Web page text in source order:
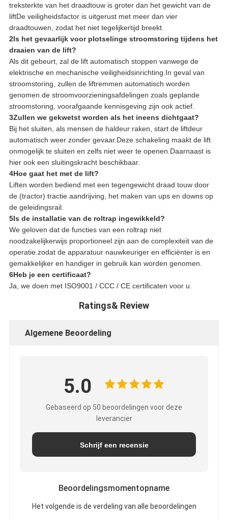
treksterkte van het draadtouw is groter dan het gewicht van de
liftDe veiligheidsfactor is uitgerust met meer dan vier
draadtouwen, zodat het niet tegelijkertijd breekt.
2Is het gevaarlijk voor plotselinge stroomstoring tijdens het
draaien van de lift?
Als dit gebeurt, zal de lift automatisch stoppen vanwege de
elektrische en mechanische veiligheidsinrichting.In geval van
stroomstoring, zullen de liftremmen automatisch worden
genomen.de stroomvoorzieningsafdelingen zoals geplande
stroomstoring, voorafgaande kennisgeving zijn ook actief.
3Zullen we gekwetst worden als het ineens dichtgaat?
Bij het sluiten, als mensen de haldeur raken, start de liftdeur
automatisch weer zonder gevaar.Deze schakeling maakt de lift
onmogelijk te sluiten en zelfs niet weer te openen.Daarnaast is
hier ook een sluitingskracht beschikbaar.
4Hoe gaat het met de lift?
Liften worden bediend met een tegengewicht draad touw door
de (tractor) tractie aandrijving, het maken van ups en downs op
de geleidingsrail.
5Is de installatie van de roltrap ingewikkeld?
We geloven dat de functies van een roltrap niet
noodzakelijkerwijs proportioneel zijn aan de complexiteit van de
operatie.zodat de apparatuur nauwkeuriger en efficiënter is en
gemakkelijker en handiger in gebruik kan worden genomen.
6Heb je een certificaat?
Ja, we doen met ISO9001 / CCC / CE certificaten voor u.
Ratings& Review
Algemene Beoordeling
5.0
Gebaseerd op 50 beoordelingen voor deze
leverancier
Schrijf een recensie
Beoordelingsmomentopname
Het volgende is de verdeling van alle beoordelingen